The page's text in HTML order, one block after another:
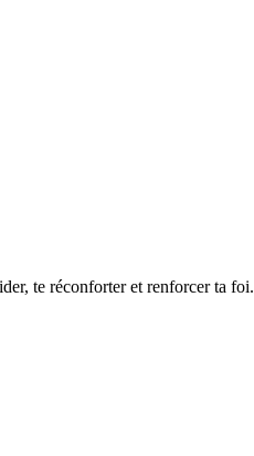
te réconforter et renforcer ta foi.